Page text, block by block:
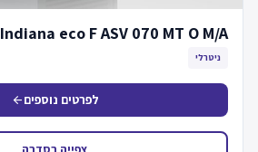
Indiana eco F ASV 070 MT O M/A
ניטרלי
לפרטים נוספיםarrow_back